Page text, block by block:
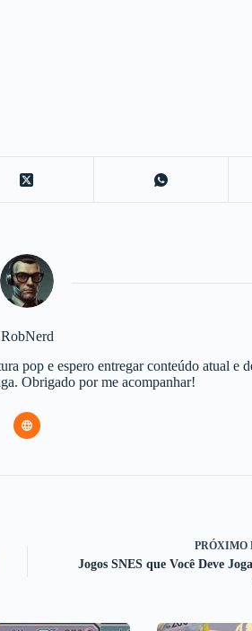
RobNerd
pop e espero entregar conteúdo atual e
Obrigado por me acompanhar!
PRÓXIMO
Jogos SNES que Você Deve